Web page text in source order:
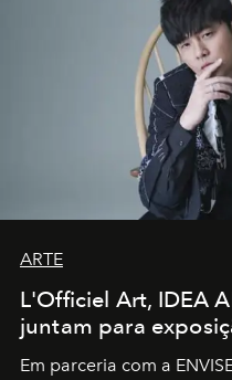
ARTE
L'Officiel Art, IDEA
juntam para
Em parceria com a